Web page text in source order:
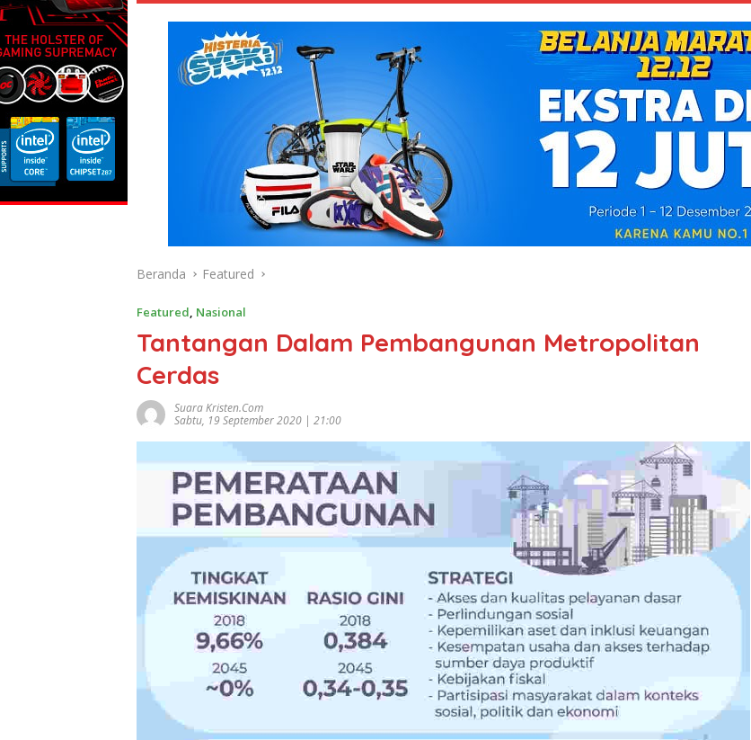
Beranda Featured
Featured, Nasional
Tantangan Dalam Pembangunan Metropolitan
Cerdas
Suara Kristen.com
Sabtu, 19 September 2020 | 21:00